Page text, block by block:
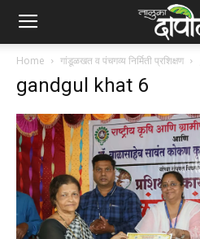
Home गांडूळखत व पंचगव्य निर्मिती प्रशिक्षण
gandgul khat 6